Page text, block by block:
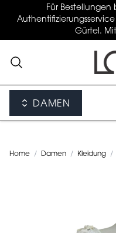
Für Bestellungen
Gürtel.
DAMEN
Home / Damen / Kleidung /